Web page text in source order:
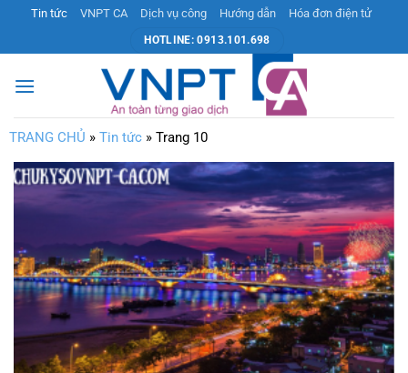
nội
dung
Tin tức VNPT CA Dịch vụ công Hướng dẫn Hóa đơn điện tử
HOTLINE: 0913.101.698
TRANG CHỦ » Tin tức» Trang 10